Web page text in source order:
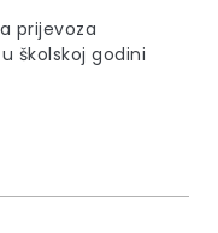
prijevoza
školskoj godini